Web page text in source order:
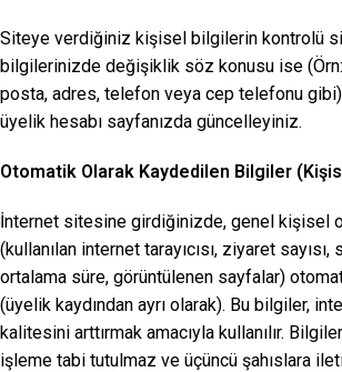
Siteye verdiğiniz kişisel bilgilerin kontrolü
bilgilerinizde değişiklik söz konusu ise
posta, adres, telefon veya cep telefonu
üyelik hesabı sayfanızda güncelleyiniz.
Otomatik Olarak Kaydedilen Bilgiler
İnternet sitesine girdiğinizde, genel kişisel
(kullanılan internet tarayıcısı, ziyaret
ortalama süre, görüntülenen sayfalar)
(üyelik kaydından ayrı olarak). Bu bilgiler,
kalitesini arttırmak amacıyla kullanılır.
işleme tabi tutulmaz ve üçüncü şahıslara